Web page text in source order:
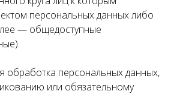
персональных данных либо
— общедоступные
обработка персональных данных,
или обязательному